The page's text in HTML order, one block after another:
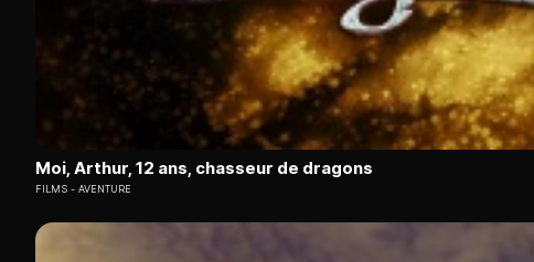
Moi, Arthur, 12 ans, chasseur de dragons
FILMS AVENTURE